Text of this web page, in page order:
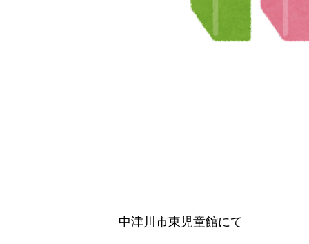
中津川市東児童館にて